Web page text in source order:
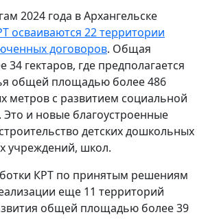
2024 года в Архангельске
осваиваются 22 территории
договоров. Общая
гектаров, где предполагается
общей площадью более 486
метров с развитием социальной
Это и новые благоустроенные
детских дошкольных
учреждений, школ.
КРТ по принятым решениям
еще 11 территорий
общей площадью более 39